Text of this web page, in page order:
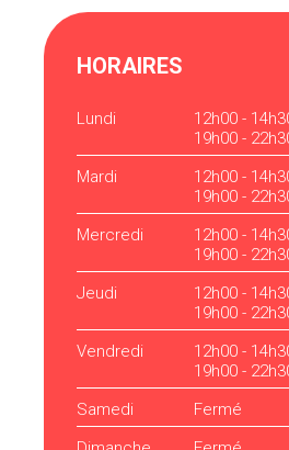
HORAIRES
Lundi
12h00 -
19h00 -
Mardi
12h00 -
19h00 -
Mercredi
12h00 -
19h00 -
Jeudi
12h00 -
19h00 -
Vendredi
12h00 -
19h00 -
Samedi
Fermé